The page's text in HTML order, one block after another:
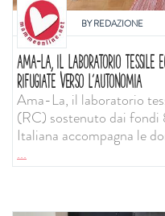
BYREDAZIONE
AMA-LA, IL LABORATORIO TESSILE
RIFUGIATE VERSO L’AUTONOMIA
Ama-La, il laboratorio
(RC) sostenuto dai fondi
Italiana accompagna le
...